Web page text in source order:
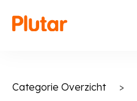
Categorie Overzicht >